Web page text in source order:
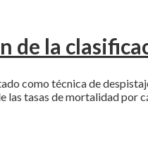
de la
como técnica de
las tasas de mortalidad por